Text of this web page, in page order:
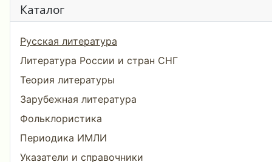
Каталог
Русская литература
Литература России и стран СНГ
Теория литературы
Зарубежная литература
Фольклористика
Периодика ИМЛИ
Указатели и справочники